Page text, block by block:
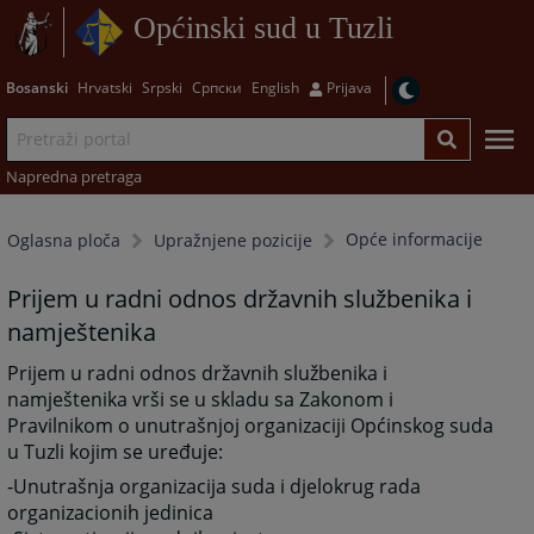
Općinski sud u Tuzli
Bosanski Hrvatski Srpski Српски English Prijava
Napredna pretraga
Oglasna ploča Upražnjene pozicije Opće informacije
Prijem u radni odnos državnih službenika i
namještenika
Prijem u radni odnos državnih službenika i
namještenika vrši se u skladu sa Zakonom i
Pravilnikom o unutrašnjoj organizaciji Općinskog suda
u Tuzli kojim se uređuje:
-Unutrašnja organizacija suda i djelokrug rada
organizacionih jedinica